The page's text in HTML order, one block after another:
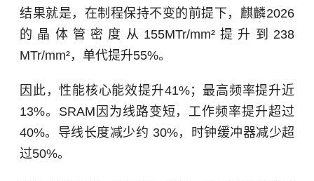
结果就是，在制程保持不变的前提下，麒麟2026
的晶体管密度从155MTr/mm²提升到238
MTr/mm²，单代提升55%。
因此，性能核心能效提升41%；最高频率提升近
13%。SRAM因为线路变短，工作频率提升超过
40%。导线长度减少约 30%，时钟缓冲器减少超
过50%。